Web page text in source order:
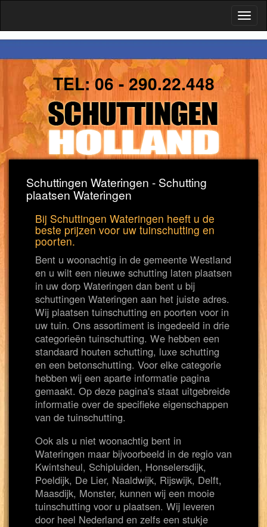
TEL:06 - 290.22.448
Schuttingen Wateringen - Schutting
plaatsen Wateringen
Bij Schuttingen Wateringen heeft u de
beste prijzen voor uw tuinschutting en
poorten.
Bent u woonachtig in de gemeente Westland
en u wilt een nieuwe schutting laten plaatsen
in uw dorp Wateringen dan bent u bij
schuttingen Wateringen aan het juiste adres.
Wij plaatsen tuinschutting en poorten voor in
uw tuin. Ons assortiment is ingedeeld in drie
categorieën tuinschutting. We hebben een
standaard houten schutting, luxe schutting
en een betonschutting. Voor elke categorie
hebben wij een aparte informatie pagina
gemaakt. Op deze pagina's staat uitgebreide
informatie over de specifieke eigenschappen
van de tuinschutting.
Ook als u niet woonachtig bent in
Wateringen maar bijvoorbeeld in de regio van
Kwintsheul, Schipluiden, Honselersdijk,
Poeldijk, De Lier, Naaldwijk, Rijswijk, Delft,
Maasdijk, Monster, kunnen wij een mooie
tuinschutting voor u plaatsen. Wij leveren
door heel Nederland en zelfs een stukje